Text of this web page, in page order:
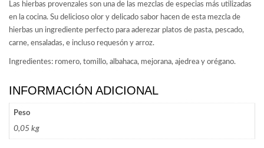
Las hierbas provenzales son una de las mezclas de especias más utilizadas
en la cocina. Su delicioso olor y delicado sabor hacen de esta mezcla de
hierbas un ingrediente perfecto para aderezar platos de pasta, pescado,
carne, ensaladas, e incluso requesón y arroz.
Ingredientes: romero, tomillo, albahaca, mejorana, ajedrea y orégano.
INFORMACIÓN ADICIONAL
Peso
0,05 kg